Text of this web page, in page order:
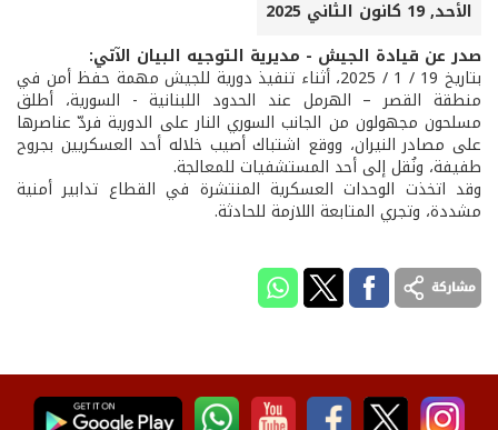
الأحد, 19 كانون الثاني 2025
صدر عن قيادة الجيش - مديرية التوجيه البيان الآتي:
بتاريخ 19 / 1 / 2025، أثناء تنفيذ دورية للجيش مهمة حفظ أمن في
منطقة القصر – الهرمل عند الحدود اللبنانية - السورية، أطلق
مسلحون مجهولون من الجانب السوري النار على الدورية فردّ عناصرها
على مصادر النيران، ووقع اشتباك أصيب خلاله أحد العسكريين بجروح
طفيفة، ونُقل إلى أحد المستشفيات للمعالجة.
وقد اتخذت الوحدات العسكرية المنتشرة في القطاع تدابير أمنية
مشددة، وتجري المتابعة اللازمة للحادثة.